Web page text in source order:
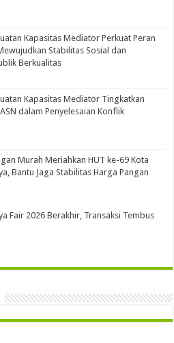
Kapasitas Mediator Perkuat Peran
Stabilitas Sosial dan
Berkualitas
Kapasitas Mediator Tingkatkan
dalam Penyelesaian Konflik
Murah Meriahkan HUT ke-69 Kota
Bantu Jaga Stabilitas Harga Pangan
Fair 2026 Berakhir, Transaksi Tembus